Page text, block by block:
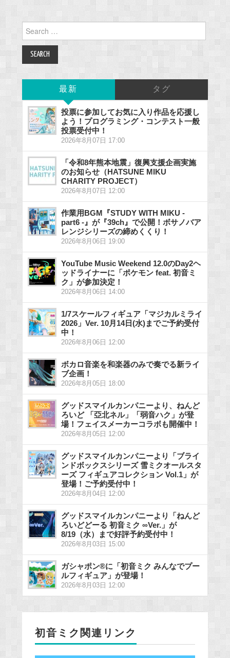
for:
最新 タグ
投票に参加してお気に入り作品を応援し
よう！プログラミング・コンテスト一般
投票受付中！
2026年8月07日 17:00
「令和8年熊本地震」復興支援企画実施
のお知らせ（HATSUNE MIKU
CHARITY PROJECT）
2026年8月07日 12:00
作業用BGM『STUDY WITH MIKU -
part6 -』が『39ch』で公開！ボサノバア
レンジシリーズの締めくくり！
2026年8月06日 19:00
YouTube Music Weekend 12.0のDay2ヘ
ッドライナーに「ポケモン feat. 初音ミ
ク」が参加決定！
2026年8月06日 14:00
1/7スケールフィギュア「マジカルミライ
2026」Ver. 10月14日(水)までご予約受付
中！
2026年8月06日 12:00
ボカロ音楽を和楽器のみで奏でる新ライ
ブ企画！
2026年8月05日 18:00
グッドスマイルカンパニーより、ねんど
ろいど 「亞北ネル」「弱音ハク」が登
場！フェイスメーカーコラボも開催中！
2026年8月05日 12:00
グッドスマイルカンパニーより「ブライ
ンドボックスシリーズ 雪ミクオールスタ
ーズ フィギュアコレクション Vol.1」が
登場！ご予約受付中！
2026年8月04日 12:00
グッドスマイルカンパニーより「ねんど
ろいどどーる 初音ミク ∞Ver.」が
8/19（水）まで好評予約受付中！
2026年8月03日 15:00
ガシャポン®に「初音ミク みんなでプー
ルフィギュア」が登場！
2026年8月03日 12:00
初音ミク関連リンク